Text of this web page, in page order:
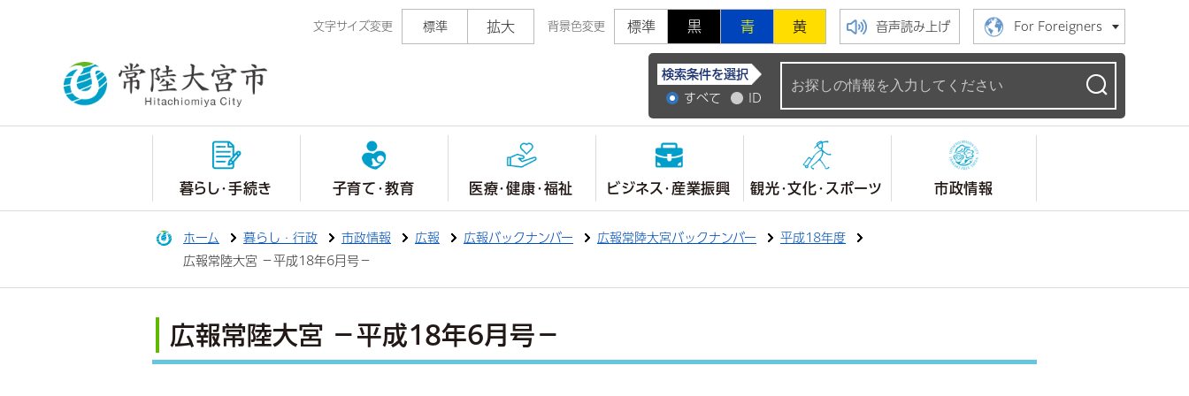
文字サイズ変更 標準 拡大 背景色変更 標準 黒 青 黄 音声読み上げ For Foreigners
常陸大宮市公式ホームページ
検索条件を選択
すべて
ID
暮らし・手続き 子育て・教育 医療・健康・福祉 ビジネス・産業振興 観光・文化・スポーツ 市政情報
ホーム 暮らし・行政 市政情報 広報 広報バックナンバー 広報常陸大宮バックナンバー
平成18年度
広報常陸大宮 －平成18年6月号－
広報常陸大宮 －平成18年6月号－